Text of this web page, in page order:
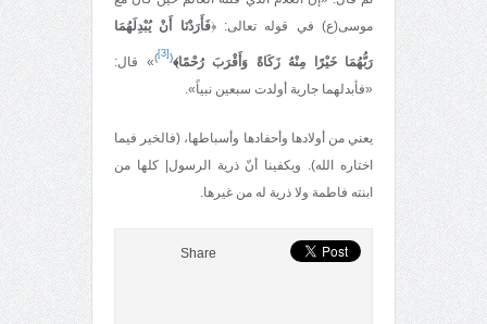
موسى(ع) في قوله تعالى: ﴿فَأَرَدْنَا أَنْ يُبْدِلَهُمَا
رَبُّهُمَا خَيْرًا مِنْهُ زَكَاةً وَأَقْرَبَ رُحْمًا﴾(
[3]
)» قال:
«فأبدلهما جارية أولدت سبعين نبياً».
يعني من أولادها وأحفادها وأسباطها، (فالخير فيما
اختاره الله). ويكفينا أنّ ذرية الرسول| كلها من
ابنته فاطمة ولا ذرية له من غيرها.
Share